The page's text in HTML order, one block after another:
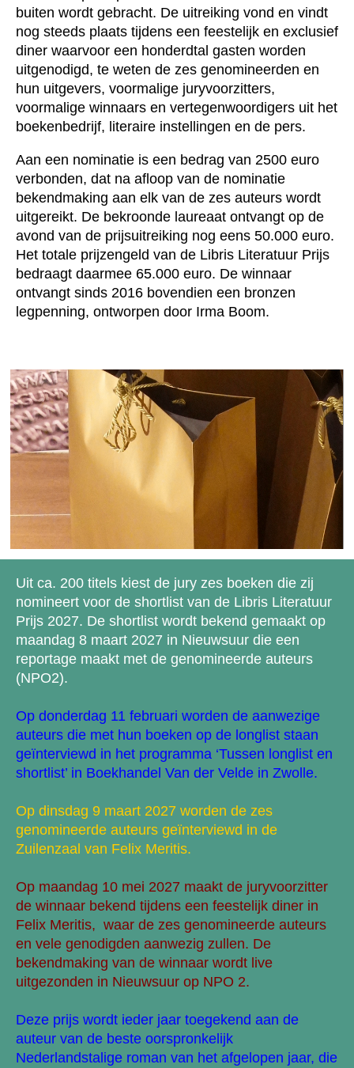
buiten wordt gebracht. De uitreiking vond en vindt
nog steeds plaats tijdens een feestelijk en exclusief
diner waarvoor een honderdtal gasten worden
uitgenodigd, te weten de zes genomineerden en
hun uitgevers, voormalige juryvoorzitters,
voormalige winnaars en vertegenwoordigers uit het
boekenbedrijf, literaire instellingen en de pers.
Aan een nominatie is een bedrag van 2500 euro
verbonden, dat na afloop van de nominatie
bekendmaking aan elk van de zes auteurs wordt
uitgereikt. De bekroonde laureaat ontvangt op de
avond van de prijsuitreiking nog eens 50.000 euro.
Het totale prijzengeld van de Libris Literatuur Prijs
bedraagt daarmee 65.000 euro. De winnaar
ontvangt sinds 2016 bovendien een bronzen
legpenning, ontworpen door Irma Boom.
Uit ca. 200 titels kiest de jury zes boeken die zij
nomineert voor de shortlist van de Libris Literatuur
Prijs 2027. De shortlist wordt bekend gemaakt op
maandag 8 maart 2027 in Nieuwsuur die een
reportage maakt met de genomineerde auteurs
(NPO2).
Op donderdag 11 februari worden de aanwezige
auteurs die met hun boeken op de longlist staan
geïnterviewd in het programma ‘Tussen longlist en
shortlist’ in Boekhandel Van der Velde in Zwolle.
Op dinsdag 9 maart 2027 worden de zes
genomineerde auteurs geïnterviewd in de
Zuilenzaal van Felix Meritis.
Op maandag 10 mei 2027 maakt de juryvoorzitter
de winnaar bekend tijdens een feestelijk diner in
Felix Meritis, waar de zes genomineerde auteurs
en vele genodigden aanwezig zullen. De
bekendmaking van de winnaar wordt live
uitgezonden in Nieuwsuur op NPO 2.
Deze prijs wordt ieder jaar toegekend aan de
auteur van de beste oorspronkelijk
Nederlandstalige roman van het afgelopen jaar, die